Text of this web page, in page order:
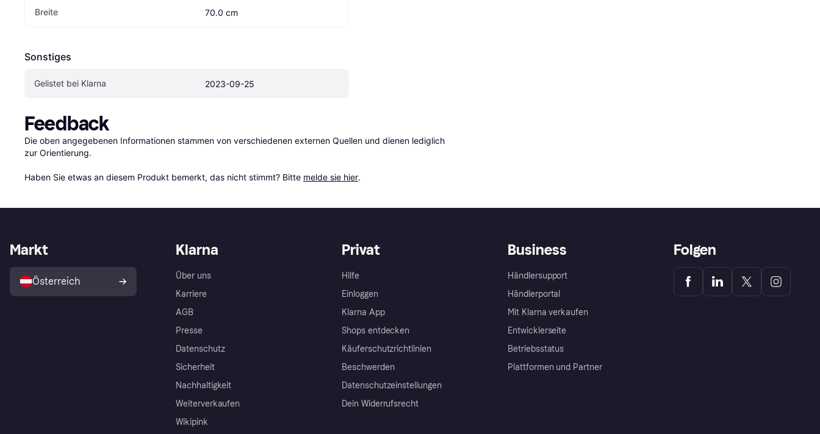
Breite 70.0 cm
Sonstiges
Gelistet bei Klarna 2023-09-25
Feedback
Die oben angegebenen Informationen stammen von verschiedenen externen Quellen und dienen lediglich
zur Orientierung.
Haben Sie etwas an diesem Produkt bemerkt, das nicht stimmt? Bitte melde sie hier.
Klarna
Über uns
Karriere
AGB
Presse
Datenschutz
Sicherheit
Nachhaltigkeit
Weiterverkaufen
Wikipink
Privat
Hilfe
Einloggen
Klarna App
Shops entdecken
Käuferschutzrichtlinien
Beschwerden
Datenschutzeinstellungen
Dein Widerrufsrecht
Business
Händlersupport
Händlerportal
Mit Klarna verkaufen
Entwicklerseite
Betriebsstatus
Plattformen und Partner
Markt
Österreich
Folgen